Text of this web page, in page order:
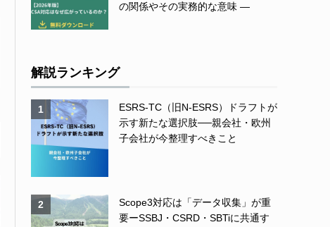
の関係やその実務的な意味 ―
解説ランキング
1
ESRS-TC（旧N-ESRS）ドラフトが
示す新たな選択肢──親会社・欧州
子会社が今整理すべきこと
2
Scope3対応は「データ収集」が重
要ーSSBJ・CSRD・SBTiに共通す